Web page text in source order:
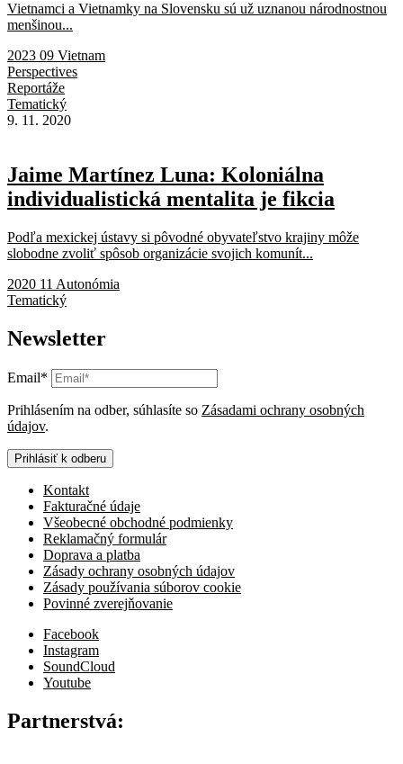
Vietnamci a Vietnamky na Slovensku sú už uznanou národnostnou
menšinou...
2023 09 Vietnam
Perspectives
Reportáže
Tematický
9. 11. 2020
Jaime Martínez Luna: Koloniálna
individualistická mentalita je fikcia
Podľa mexickej ústavy si pôvodné obyvateľstvo krajiny môže
slobodne zvoliť spôsob organizácie svojich komunít...
2020 11 Autonómia
Tematický
Newsletter
Email*
Prihlásením na odber, súhlasíte so Zásadami ochrany osobných
údajov.
Prihlásiť k odberu
Kontakt
Fakturačné údaje
Všeobecné obchodné podmienky
Reklamačný formulár
Doprava a platba
Zásady ochrany osobných údajov
Zásady používania súborov cookie
Povinné zverejňovanie
Facebook
Instagram
SoundCloud
Youtube
Partnerstvá: